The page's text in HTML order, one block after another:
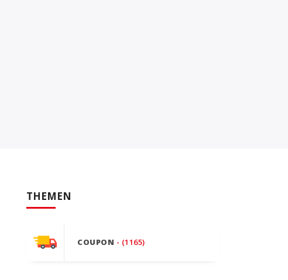
THEMEN
COUPON - (1165)